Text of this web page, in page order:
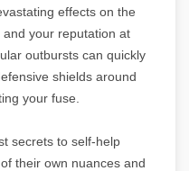
effects on the
your reputation at
outbursts can quickly
shields around
your fuse.
secrets to self-help
their own nuances and